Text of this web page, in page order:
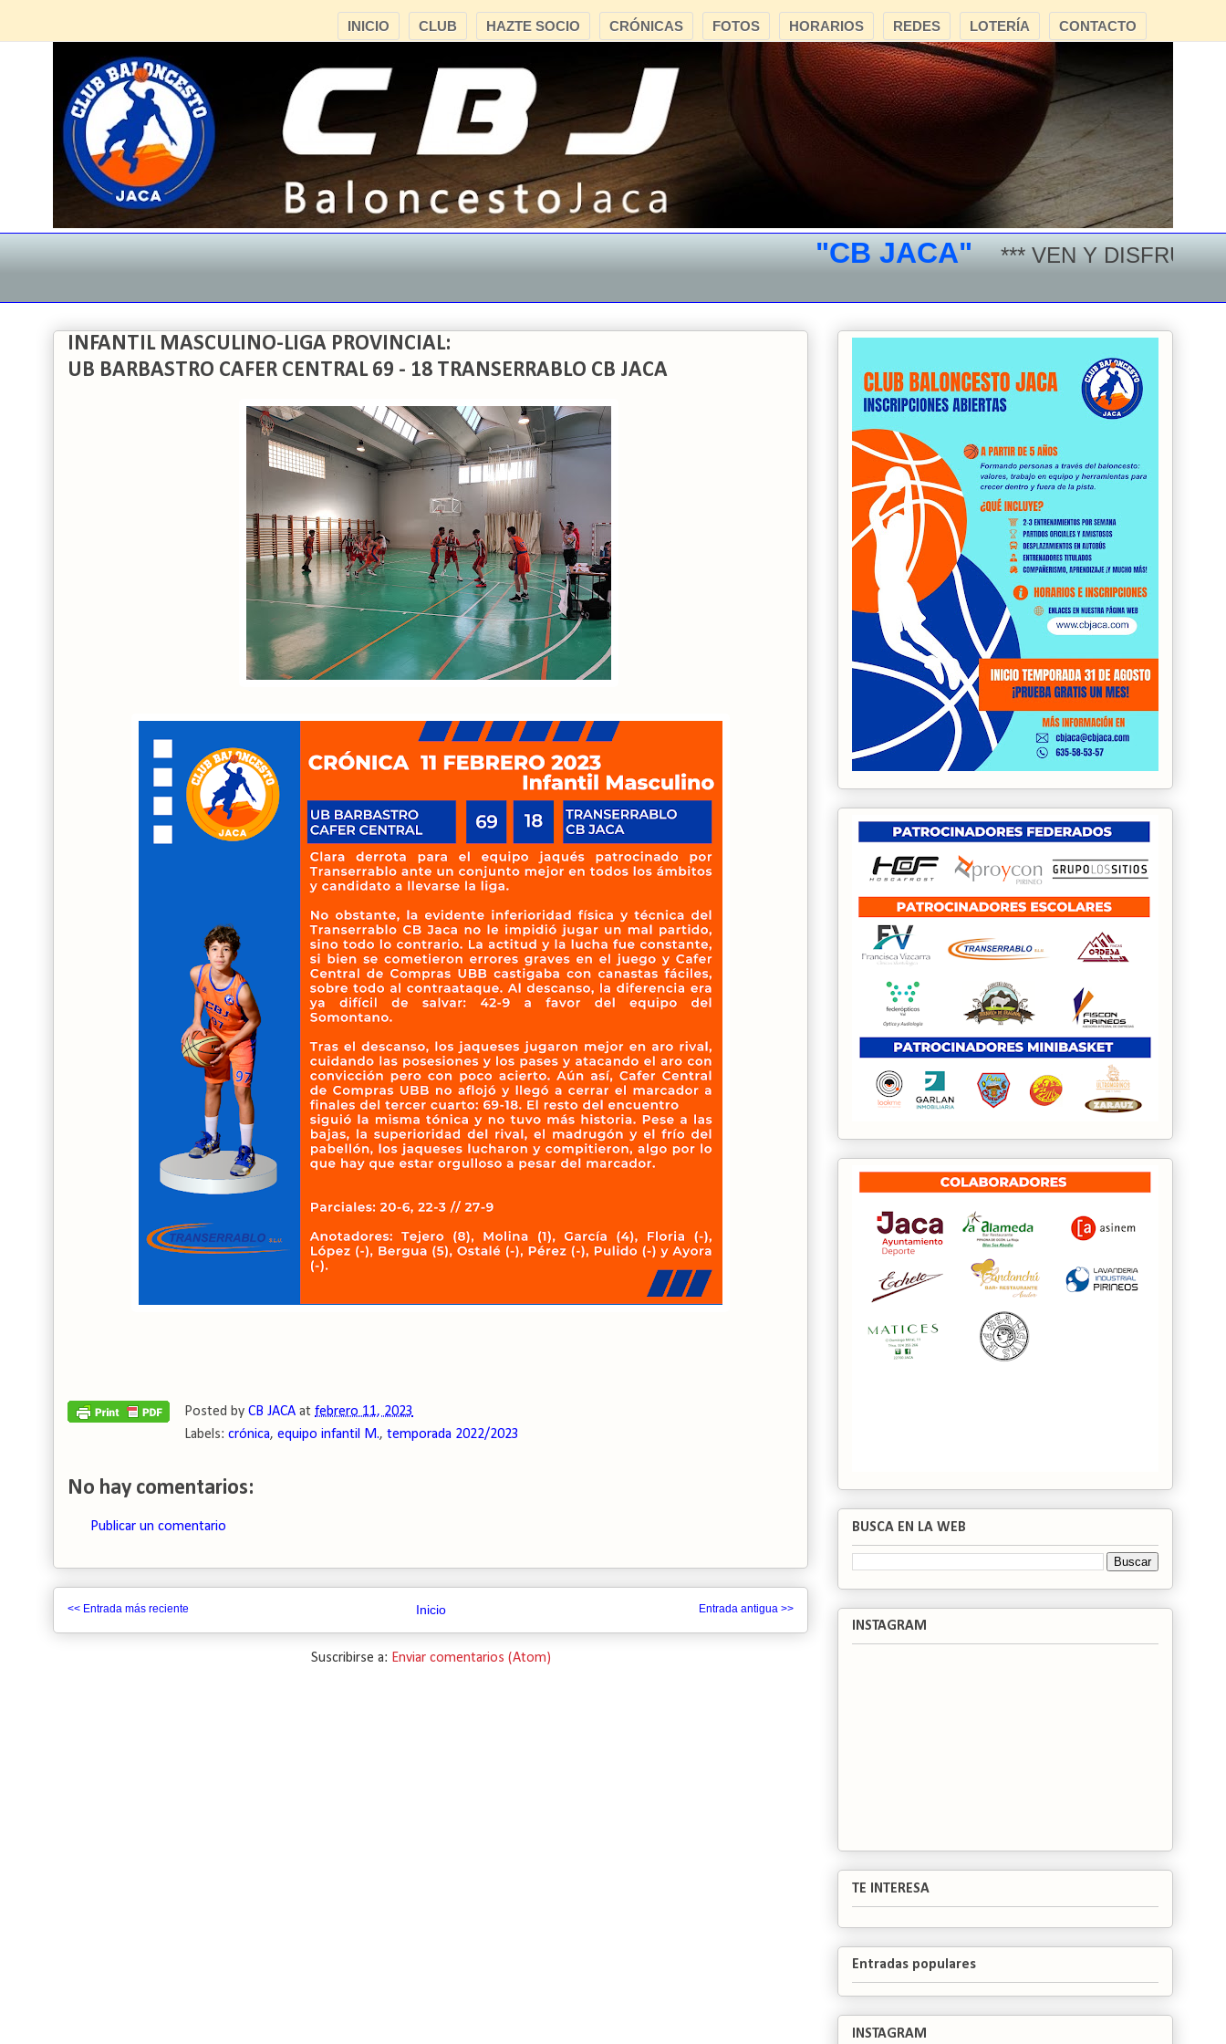
CONTACTO
LOTERÍA
REDES
HORARIOS
FOTOS
CRÓNICAS
HAZTE SOCIO
CLUB
INICIO
"CB JACA" *** VEN Y DISFRUTA DEL
INFANTIL MASCULINO-LIGA PROVINCIAL:
UB BARBASTRO CAFER CENTRAL 69 - 18 TRANSERRABLO CB JACA
Posted by CB JACA at febrero 11, 2023
Labels: crónica, equipo infantil M., temporada 2022/2023
No hay comentarios:
Publicar un comentario
<< Entrada más reciente Entrada antigua >>
Inicio
Suscribirse a: Enviar comentarios (Atom)
BUSCA EN LA WEB
INSTAGRAM
TE INTERESA
Entradas populares
INSTAGRAM